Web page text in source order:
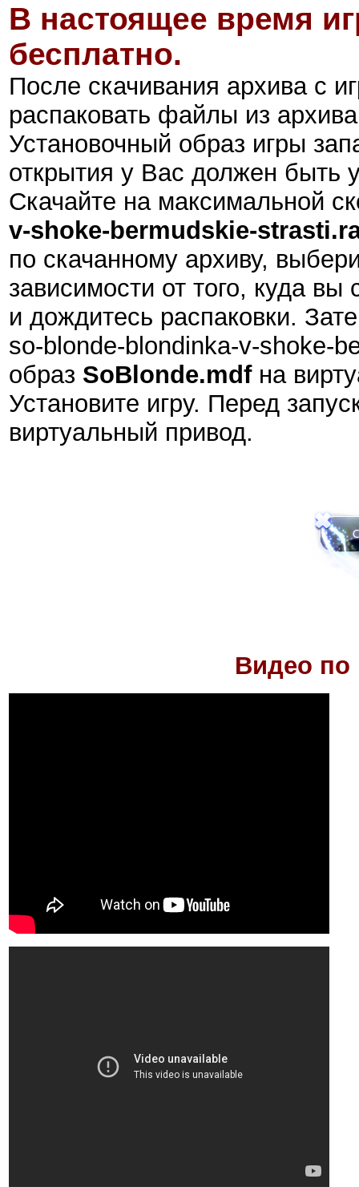
В настоящее время
бесплатно.
После скачивания архива с
распаковать файлы из
Установочный образ игры
открытия у Вас должен быть
Скачайте на максимальной
v-shoke-bermudskie-
по скачанному архиву,
зависимости от того, куда вы
и дождитесь распаковки.
so-blonde-blondinka-v-shoke-
образ SoBlonde.mdfна
Установите игру. Перед
виртуальный привод.
Видео по